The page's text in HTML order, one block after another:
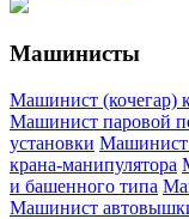
Машинисты
Машинист (кочегар)
Машинист паровой
установки Машинист
крана-манипулятора
и башенного типа
Машинист